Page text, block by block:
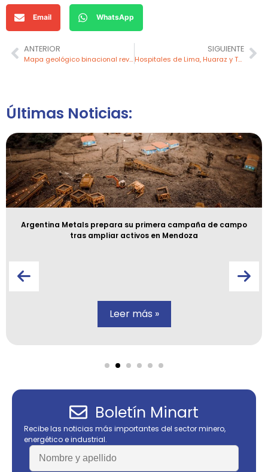
Email WhatsApp
ANTERIOR
Mapa geológico binacional revela potencial minero clave en la frontera del Perú con Ecuador
SIGUIENTE
Hospitales de Lima, Huaraz y Tacna contarán con gas natural gracias al MINEM
Últimas Noticias:
Argentina Metals prepara su primera campaña de campo
tras ampliar activos en Mendoza
Leer más »
Boletín Minart
Recibe las noticias más importantes del sector minero,
energético e industrial.